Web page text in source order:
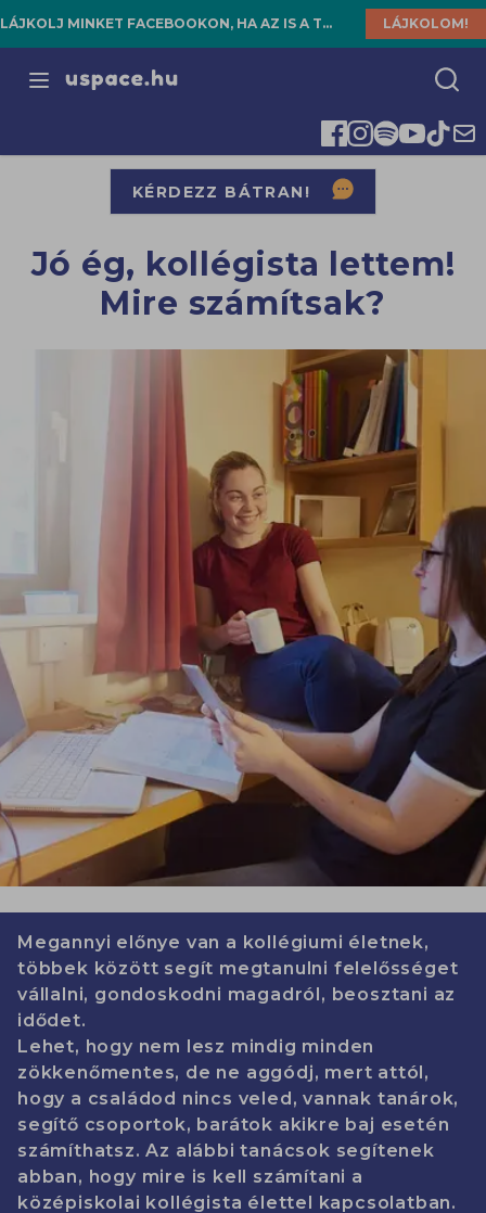
LÁJKOLJ MINKET FACEBOOKON, HA AZ IS A TE HELYED! LÁJKOLOM!
Open menu
KÉRDEZZ BÁTRAN!
Jó ég, kollégista lettem!
Mire számítsak?
Megannyi előnye van a kollégiumi életnek,
többek között segít megtanulni felelősséget
vállalni, gondoskodni magadról, beosztani az
idődet.
Lehet, hogy nem lesz mindig minden
zökkenőmentes, de ne aggódj, mert attól,
hogy a családod nincs veled, vannak tanárok,
segítő csoportok, barátok akikre baj esetén
számíthatsz. Az alábbi tanácsok segítenek
abban, hogy mire is kell számítani a
középiskolai kollégista élettel kapcsolatban.